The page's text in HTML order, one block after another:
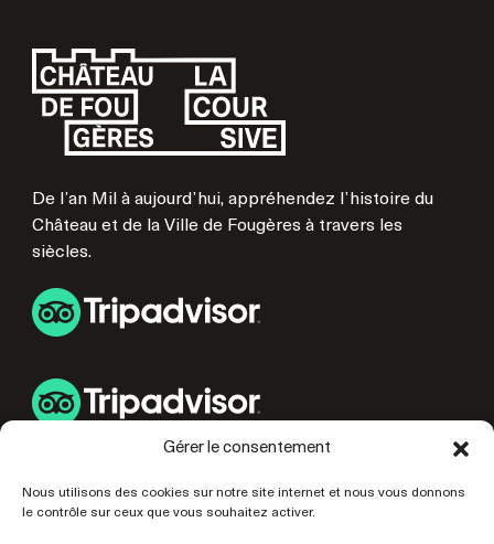
Gérer le consentement
Nous utilisons des cookies sur notre site internet et nous vous donnons
le contrôle sur ceux que vous souhaitez activer.
De l’an Mil à aujourd’hui, appréhendez l’histoire du
Château et de la Ville de Fougères à travers les
siècles.
LIENS UTILES